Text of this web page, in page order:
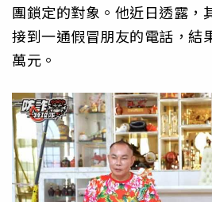
團鎖定的對象。他近日透露，
接到一通假冒朋友的電話，結
萬元。